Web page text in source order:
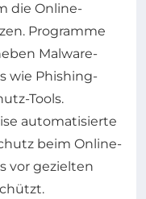
die Online-
Programme
Malware-
wie Phishing-
Tools.
automatisierte
beim Online-
vor gezielten